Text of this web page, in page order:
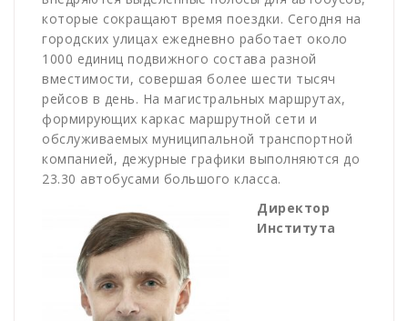
которые сокращают время поездки. Сегодня на
городских улицах ежедневно работает около
1000 единиц подвижного состава разной
вместимости, совершая более шести тысяч
рейсов в день. На магистральных маршрутах,
формирующих каркас маршрутной сети и
обслуживаемых муниципальной транспортной
компанией, дежурные графики выполняются до
23.30 автобусами большого класса.
Директор
Института